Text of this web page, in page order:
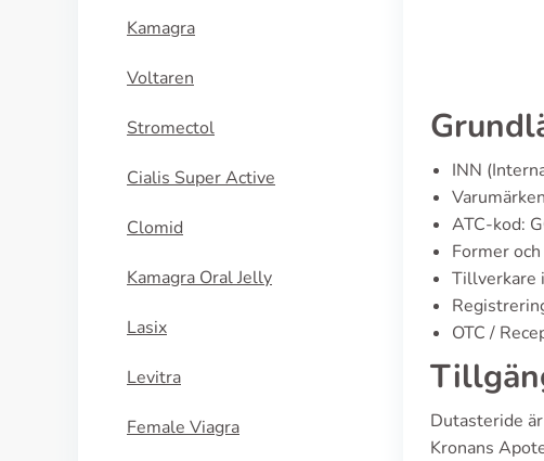
Kamagra
Voltaren
Stromectol
Cialis Super Active
Clomid
Kamagra Oral Jelly
Lasix
Levitra
Female Viagra
INN
ATC-kod:
Former
Tillverkare
OTC /
Dutasteride
Kronans